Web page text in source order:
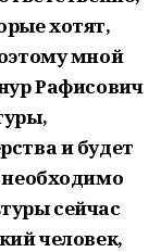
хотят,
мной
Рафисович
и будет
сейчас
человек,